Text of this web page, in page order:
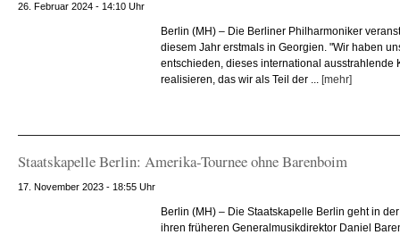
26. Februar 2024 - 14:10 Uhr
Berlin (MH) – Die Berliner Philharmoniker
diesem Jahr erstmals in Georgien. "Wir haben
entschieden, dieses international ausstrahlende
realisieren, das wir als Teil der ... [mehr]
Staatskapelle Berlin: Amerika-Tournee ohne Barenboim
17. November 2023 - 18:55 Uhr
Berlin (MH) – Die Staatskapelle Berlin geht in
ihren früheren Generalmusikdirektor Daniel